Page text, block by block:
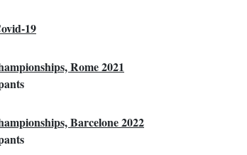
19
Rome 2021
Barcelone 2022